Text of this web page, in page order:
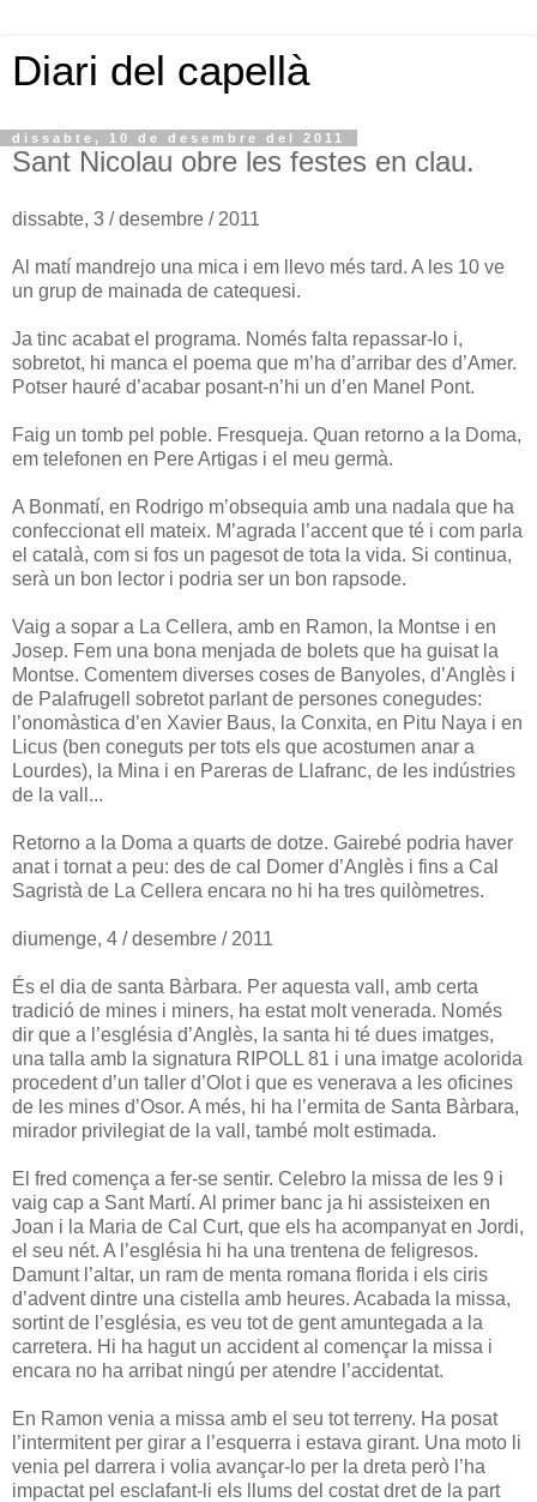
Diari del capellà
dissabte, 10 de desembre del 2011
Sant Nicolau obre les festes en clau.
dissabte, 3 / desembre / 2011
Al matí mandrejo una mica i em llevo més tard. A les 10 ve
un grup de mainada de catequesi.
Ja tinc acabat el programa. Només falta repassar-lo i,
sobretot, hi manca el poema que m’ha d’arribar des d’Amer.
Potser hauré d’acabar posant-n’hi un d’en Manel Pont.
Faig un tomb pel poble. Fresqueja. Quan retorno a la Doma,
em telefonen en Pere Artigas i el meu germà.
A Bonmatí, en Rodrigo m’obsequia amb una nadala que ha
confeccionat ell mateix. M’agrada l’accent que té i com parla
el català, com si fos un pagesot de tota la vida. Si continua,
serà un bon lector i podria ser un bon rapsode.
Vaig a sopar a La Cellera, amb en Ramon, la Montse i en
Josep. Fem una bona menjada de bolets que ha guisat la
Montse. Comentem diverses coses de Banyoles, d’Anglès i
de Palafrugell sobretot parlant de persones conegudes:
l’onomàstica d’en Xavier Baus, la Conxita, en Pitu Naya i en
Licus (ben coneguts per tots els que acostumen anar a
Lourdes), la Mina i en Pareras de Llafranc, de les indústries
de la vall...
Retorno a la Doma a quarts de dotze. Gairebé podria haver
anat i tornat a peu: des de cal Domer d’Anglès i fins a Cal
Sagristà de La Cellera encara no hi ha tres quilòmetres.
diumenge, 4 / desembre / 2011
És el dia de santa Bàrbara. Per aquesta vall, amb certa
tradició de mines i miners, ha estat molt venerada. Només
dir que a l’església d’Anglès, la santa hi té dues imatges,
una talla amb la signatura RIPOLL 81 i una imatge acolorida
procedent d’un taller d’Olot i que es venerava a les oficines
de les mines d’Osor. A més, hi ha l’ermita de Santa Bàrbara,
mirador privilegiat de la vall, també molt estimada.
El fred comença a fer-se sentir. Celebro la missa de les 9 i
vaig cap a Sant Martí. Al primer banc ja hi assisteixen en
Joan i la Maria de Cal Curt, que els ha acompanyat en Jordi,
el seu nét. A l’església hi ha una trentena de feligresos.
Damunt l’altar, un ram de menta romana florida i els ciris
d’advent dintre una cistella amb heures. Acabada la missa,
sortint de l’església, es veu tot de gent amuntegada a la
carretera. Hi ha hagut un accident al començar la missa i
encara no ha arribat ningú per atendre l’accidentat.
En Ramon venia a missa amb el seu tot terreny. Ha posat
l’intermitent per girar a l’esquerra i estava girant. Una moto li
venia pel darrera i volia avançar-lo per la dreta però l’ha
impactat pel esclafant-li els llums del costat dret de la part